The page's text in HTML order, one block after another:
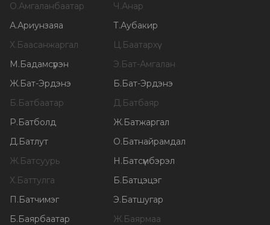
О.Амгаланбаатар Ч.Анар
А.Ариунзаяа Т.Аубакир
Х.Баасанжаргал Ц.Баатархүү
М.Бадамсүрэн Э.Бат-Амгалан
Ж.Бат-Эрдэнэ Б.Бат-Эрдэнэ
Б.Батбаатар Д.Батбаяр
Р.Батболд Ж.Батжаргал
Д.Батлут О.Батнайрамдал
Ж.Батсуурь Н.Батсүмбэрэл
Х.Баттулга Б.Батцэцэг
П.Батчимэг Э.Батшугар
Б.Баярбаатар Ж.Баярмаа